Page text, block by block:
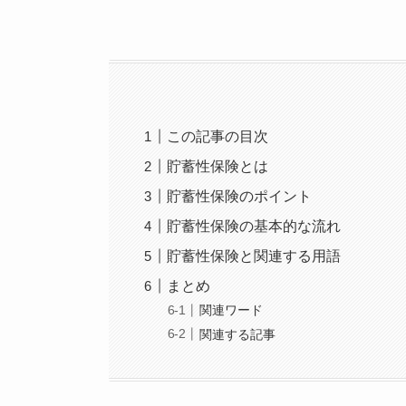
この記事の目次
貯蓄性保険とは
貯蓄性保険のポイント
貯蓄性保険の基本的な流れ
貯蓄性保険と関連する用語
まとめ
関連ワード
関連する記事